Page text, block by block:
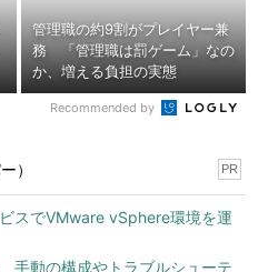
管理職の約9割がプレイヤー兼
務 「管理職は罰ゲーム」なの
か、増える負担の実態
Recommended by
） PR
スでVMware vSphere環境を運
手動の構成やトラブルシューテ